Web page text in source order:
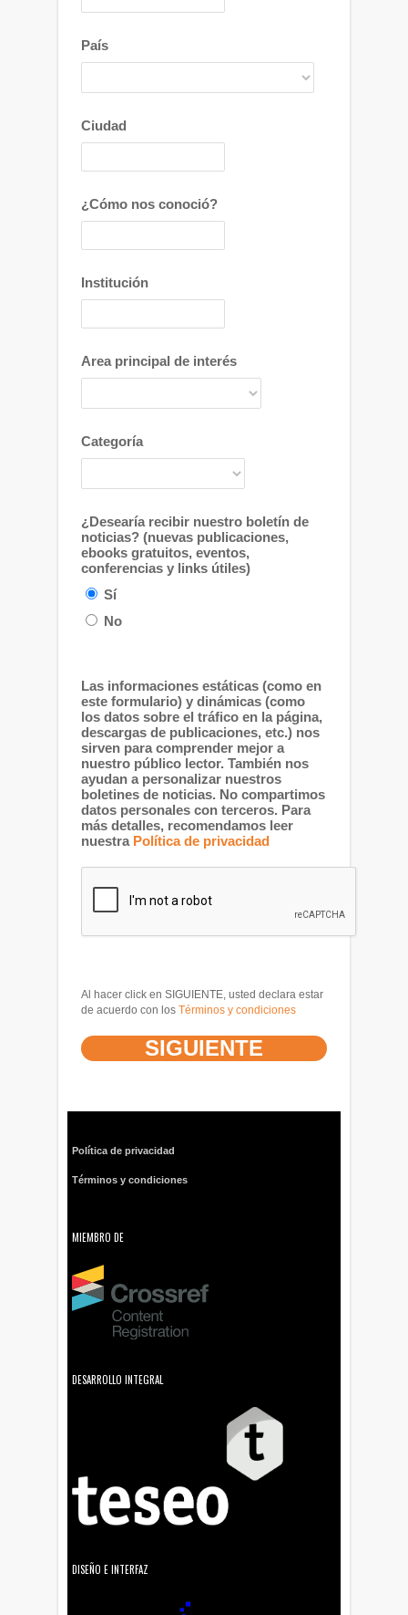
País
Ciudad
¿Cómo nos conoció?
Institución
Area principal de interés
Categoría
¿Desearía recibir nuestro boletín de
noticias? (nuevas publicaciones,
ebooks gratuitos, eventos,
conferencias y links útiles)
Sí
No
Las informaciones estáticas (como en
este formulario) y dinámicas (como
los datos sobre el tráfico en la página,
descargas de publicaciones, etc.) nos
sirven para comprender mejor a
nuestro público lector. También nos
ayudan a personalizar nuestros
boletines de noticias. No compartimos
datos personales con terceros. Para
más detalles, recomendamos leer
nuestra Política de privacidad
Al hacer click en SIGUIENTE, usted declara estar
de acuerdo con los Términos y condiciones
Política de privacidad
Términos y condiciones
MIEMBRO DE
DESARROLLO INTEGRAL
DISEÑO E INTERFAZ